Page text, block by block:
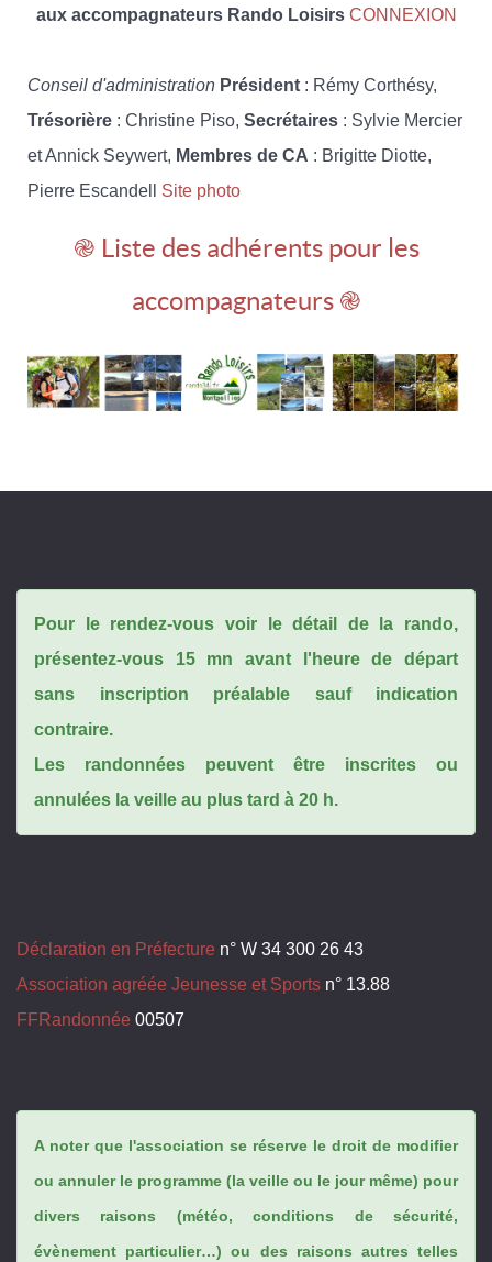
aux accompagnateurs Rando Loisirs CONNEXION
Conseil d'administration Président : Rémy Corthésy,
Trésorière : Christine Piso, Secrétaires : Sylvie Mercier
et Annick Seywert, Membres de CA : Brigitte Diotte,
Pierre Escandell Site photo
֎ Liste des adhérents pour les
accompagnateurs ֎
Pour le rendez-vous voir le détail de la rando,
présentez-vous 15 mn avant l'heure de départ
sans inscription préalable sauf indication
contraire.
Les randonnées peuvent être inscrites ou
annulées la veille au plus tard à 20 h.
Déclaration en Préfecture n° W 34 300 26 43
Association agréée Jeunesse et Sports n° 13.88
FFRandonnée 00507
A noter que l'association se réserve le droit de modifier
ou annuler le programme (la veille ou le jour même) pour
divers raisons (météo, conditions de sécurité,
évènement particulier…) ou des raisons autres telles